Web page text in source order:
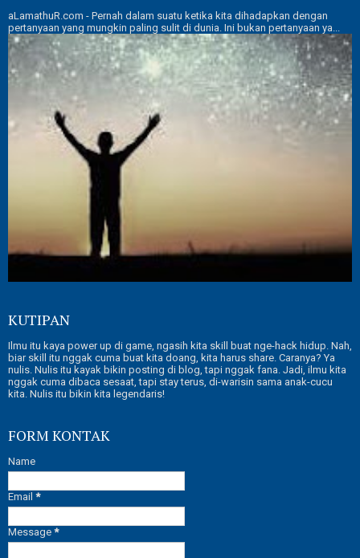
aLamathuR.com - Pernah dalam suatu ketika kita dihadapkan dengan
pertanyaan yang mungkin paling sulit di dunia. Ini bukan pertanyaan ya...
KUTIPAN
Ilmu itu kaya power up di game, ngasih kita skill buat nge-hack hidup. Nah,
biar skill itu nggak cuma buat kita doang, kita harus share. Caranya? Ya
nulis. Nulis itu kayak bikin posting di blog, tapi nggak fana. Jadi, ilmu kita
nggak cuma dibaca sesaat, tapi stay terus, di-warisin sama anak-cucu
kita. Nulis itu bikin kita legendaris!
FORM KONTAK
Name
Email *
Message *